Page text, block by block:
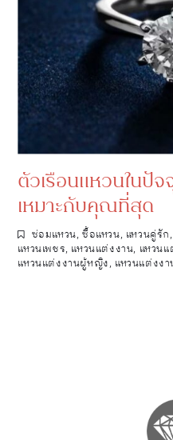
ตัวเรือนแหวนในปั
เหมาะกับคุณที่สุด
ซ่อมแหวน,ซื้อแหวน, แหวนคู่รัก,
แหวนเพชร, แหวนแต่งงาน, แหวน
แหวนแต่งงานผู้หญิง, แหวนแต่งงา